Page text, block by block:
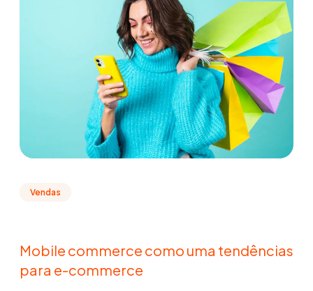
Vendas
Mobile commerce como uma tendências
para e-commerce